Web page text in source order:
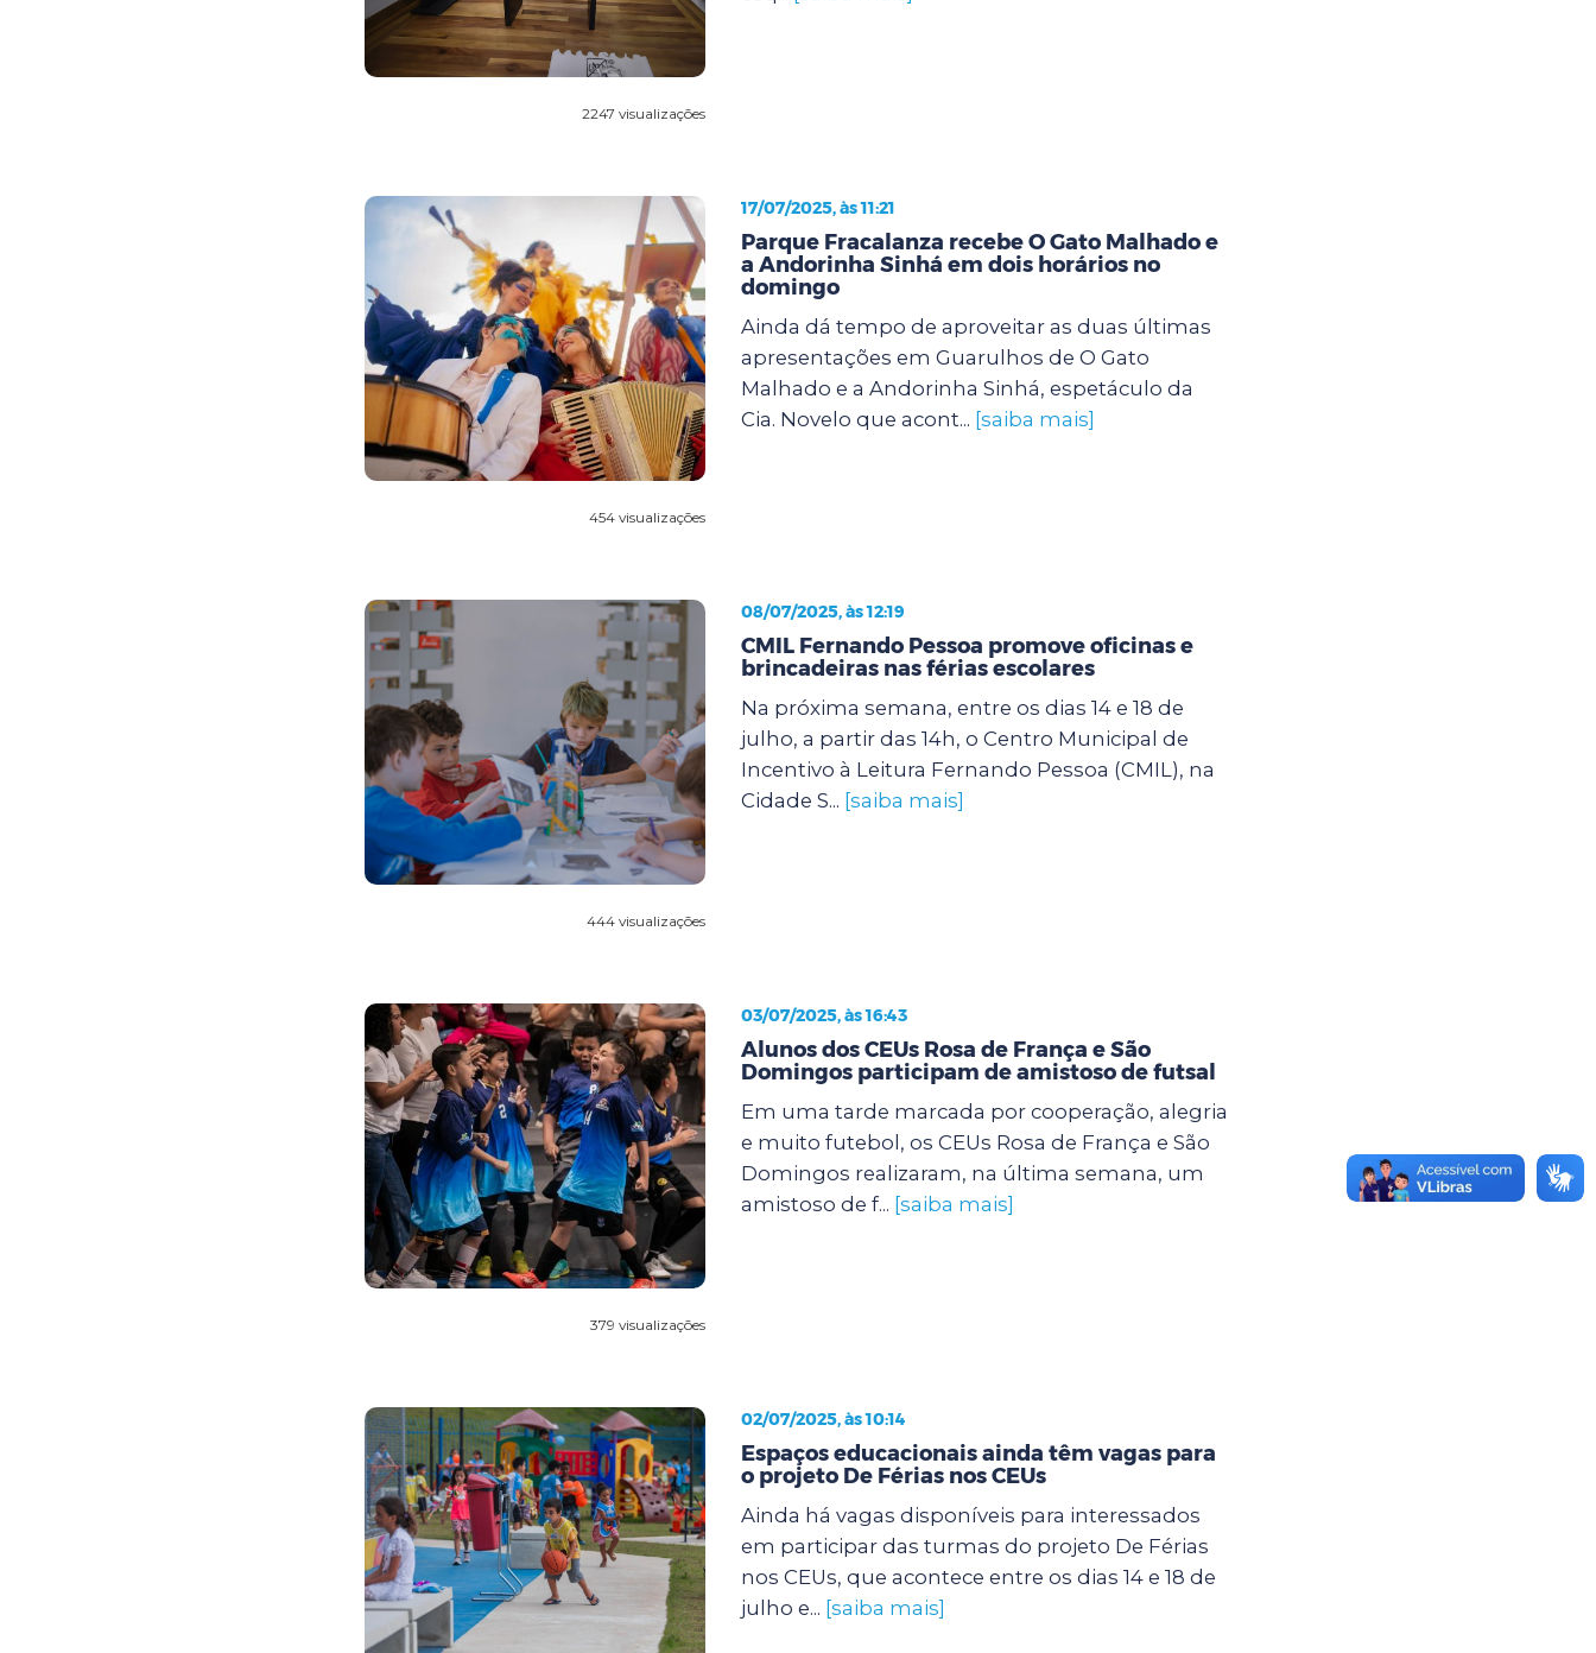
2247 visualizações
454 visualizações
17/07/2025, às 11:21
Parque Fracalanza recebe O Gato Malhado e
a Andorinha Sinhá em dois horários no
domingo
Ainda dá tempo de aproveitar as duas últimas
apresentações em Guarulhos de O Gato
Malhado e a Andorinha Sinhá, espetáculo da
Cia. Novelo que acont... [saiba mais]
444 visualizações
08/07/2025, às 12:19
CMIL Fernando Pessoa promove oficinas e
brincadeiras nas férias escolares
Na próxima semana, entre os dias 14 e 18 de
julho, a partir das 14h, o Centro Municipal de
Incentivo à Leitura Fernando Pessoa (CMIL), na
Cidade S... [saiba mais]
379 visualizações
03/07/2025, às 16:43
Alunos dos CEUs Rosa de França e São
Domingos participam de amistoso de futsal
Em uma tarde marcada por cooperação, alegria
e muito futebol, os CEUs Rosa de França e São
Domingos realizaram, na última semana, um
amistoso de f... [saiba mais]
02/07/2025, às 10:14
Espaços educacionais ainda têm vagas para
o projeto De Férias nos CEUs
Ainda há vagas disponíveis para interessados
em participar das turmas do projeto De Férias
nos CEUs, que acontece entre os dias 14 e 18 de
julho e... [saiba mais]